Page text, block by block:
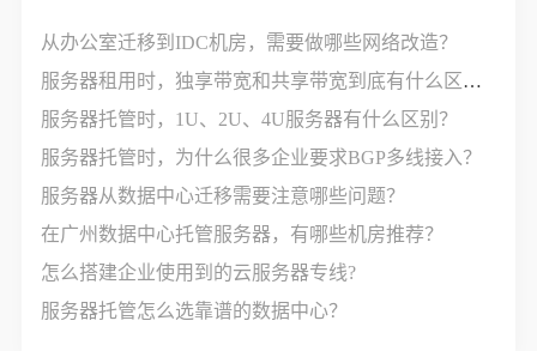
从办公室迁移到IDC机房，需要做哪些网络改造？
服务器租用时，独享带宽和共享带宽到底有什么区别？
服务器托管时，1U、2U、4U服务器有什么区别？
服务器托管时，为什么很多企业要求BGP多线接入？
服务器从数据中心迁移需要注意哪些问题？
在广州数据中心托管服务器，有哪些机房推荐？
怎么搭建企业使用到的云服务器专线?
服务器托管怎么选靠谱的数据中心？